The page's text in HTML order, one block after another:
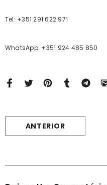
Tel: +351 291 622 971
WhatsApp: +351 924 485 850
ANTERIOR